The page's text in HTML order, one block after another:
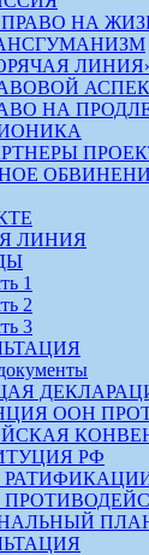
ПРАВО НА
НА
ЛИНИЯ
1
2
3
ООН
РФ